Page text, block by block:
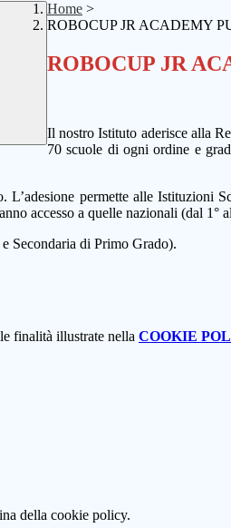
Home >
ROBOCUP JR ACADEMY
ROBOCUP JR
Il nostro Istituto aderisce alla
70 scuole di ogni ordine e
L’adesione permette alle Istituzioni
accesso a quelle nazionali (dal 1°
Secondaria di Primo Grado).
finalità illustrate nella COOKIE
della cookie policy.